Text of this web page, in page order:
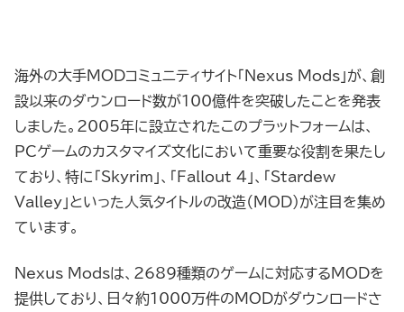
海外の大手MODコミュニティサイト「Nexus Mods」が、創
設以来のダウンロード数が100億件を突破したことを発表
しました。2005年に設立されたこのプラットフォームは、
PCゲームのカスタマイズ文化において重要な役割を果たし
ており、特に「Skyrim」、「Fallout 4」、「Stardew
Valley」といった人気タイトルの改造（MOD）が注目を集め
ています。
Nexus Modsは、2689種類のゲームに対応するMODを
提供しており、日々約1000万件のMODがダウンロードさ